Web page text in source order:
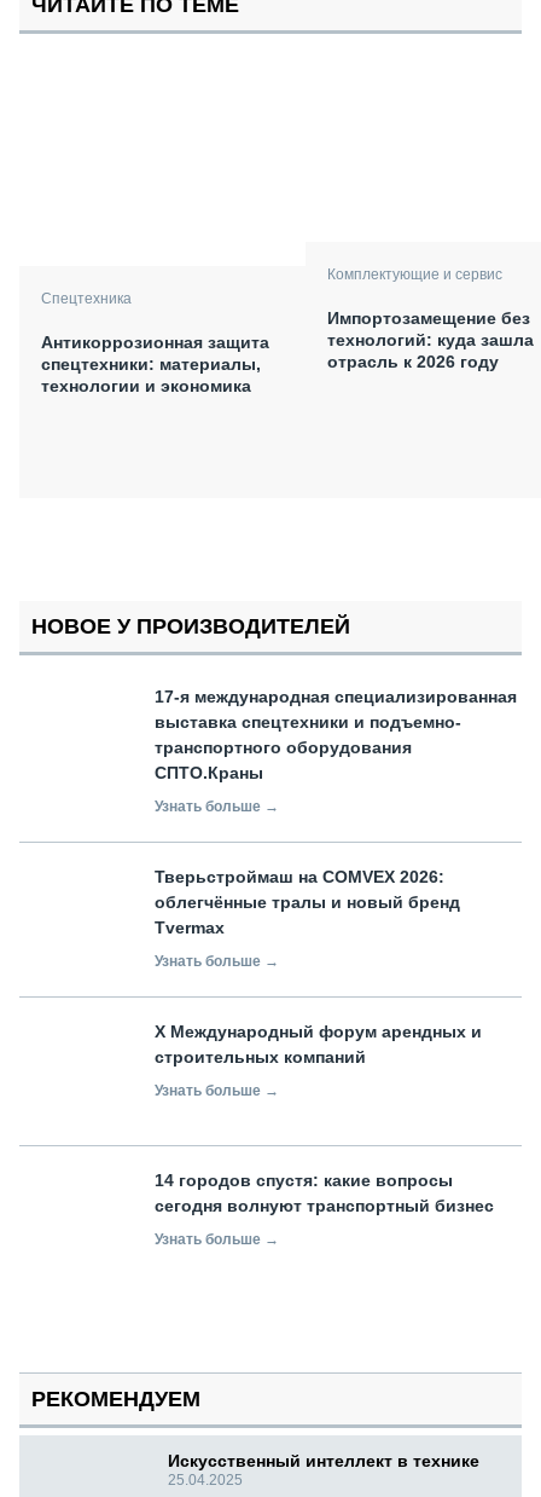
ЧИТАЙТЕ ПО ТЕМЕ
Спецтехника
Антикоррозионная защита
спецтехники: материалы,
технологии и экономика
Комплектующие и сервис
Импортозамещение без
технологий: куда зашла
отрасль к 2026 году
НОВОЕ У ПРОИЗВОДИТЕЛЕЙ
17-я международная специализированная
выставка спецтехники и подъемно-
транспортного оборудования
СПТО.Краны
Узнать больше →
Тверьстроймаш на COMVEX 2026:
облегчённые тралы и новый бренд
Tvermax
Узнать больше →
X Международный форум арендных и
строительных компаний
Узнать больше →
14 городов спустя: какие вопросы
сегодня волнуют транспортный бизнес
Узнать больше →
РЕКОМЕНДУЕМ
Искусственный интеллект в технике
25.04.2025